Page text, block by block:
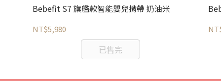
Bebefit S7 旗艦款智能嬰兒揹帶 奶油米
NT$5,980
已售完